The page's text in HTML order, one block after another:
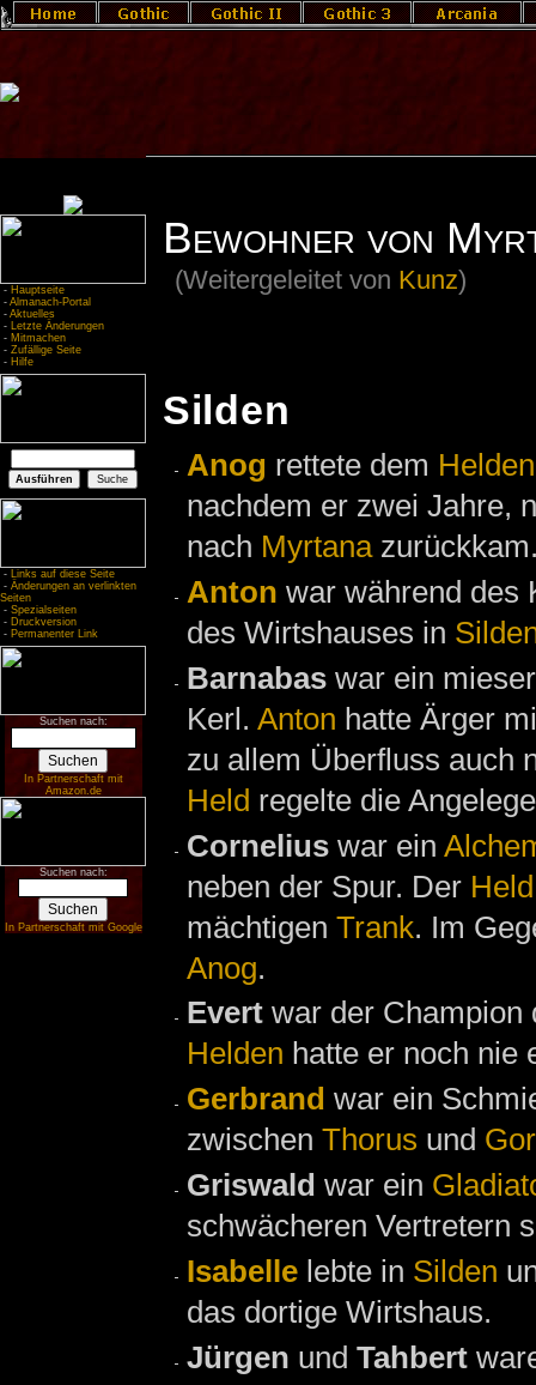
- Hauptseite
- Almanach-Portal
- Aktuelles
- Letzte Änderungen
- Mitmachen
- Zufällige Seite
- Hilfe
- Links auf diese Seite
- Änderungen an verlinkten
Seiten
- Spezialseiten
- Druckversion
- Permanenter Link
Suchen nach:
In Partnerschaft mit
Amazon.de
Suchen nach:
In Partnerschaft mit Google
Bewohner von
(Weitergeleitet von Kunz)
Silden
Anog rettete dem Helden
nachdem er zwei Jahre,
nach Myrtana
Anton war während des
des Wirtshauses in
Barnabas war ein
Kerl. Anton hatte Ärger
zu allem Überfluss auch
Held regelte die
Cornelius war ein
neben der Spur. Der Held
mächtigen Trank. Im
Anog.
Evert war der Champion
Helden hatte er noch nie
Gerbrand war ein
zwischen Thorus und
Griswald war ein
schwächeren Vertretern
Isabelle lebte in Silden
das dortige Wirtshaus.
Jürgen und Tahbert